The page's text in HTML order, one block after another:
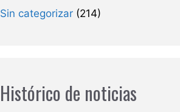
Sin categorizar (214)
Histórico de noticias